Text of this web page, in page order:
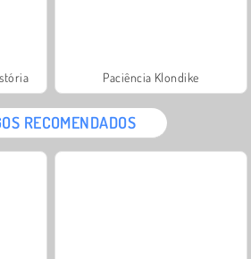
Paciência Klondike
RECOMENDADOS